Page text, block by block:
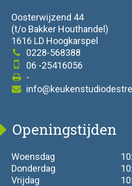
Oosterwijzend 44
(t/o Bakker Houthandel)
1616 LD Hoogkarspel
0228-568388
06 -25416056
-
Openingstijden
Woensdag
Donderdag
Vrijdag